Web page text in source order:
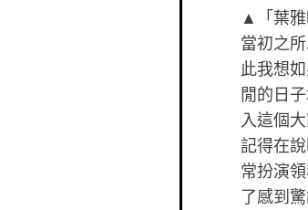
▲「葉雅
當初之
此我想
閒的日
入這個
記得在
常扮演
了感到